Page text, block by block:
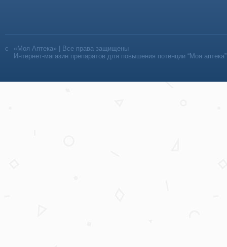
«Моя Аптека» | Все права защищены
Интернет-магазин препаратов для повышения потенции “Моя